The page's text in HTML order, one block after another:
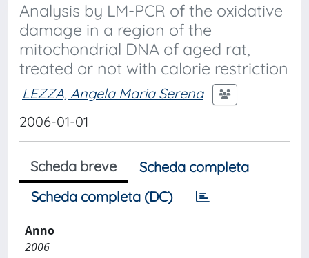
Analysis by LM-PCR of the oxidative
damage in a region of the
mitochondrial DNA of aged rat,
treated or not with calorie restriction
LEZZA, Angela Maria Serena
2006-01-01
Scheda breve
Scheda completa
Scheda completa (DC)
Anno
2006